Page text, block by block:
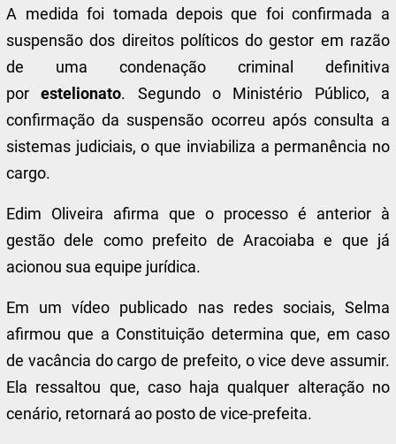
A medida foi tomada depois que foi confirmada a
suspensão dos direitos políticos do gestor em razão
de uma condenação criminal definitiva
porestelionato. Segundo o Ministério Público, a
confirmação da suspensão ocorreu após consulta a
sistemas judiciais, o que inviabiliza a permanência no
cargo.
Edim Oliveira afirma que o processo é anterior à
gestão dele como prefeito de Aracoiaba e que já
acionou sua equipe jurídica.
Em um vídeo publicado nas redes sociais, Selma
afirmou que a Constituição determina que, em caso
de vacância do cargo de prefeito, o vice deve assumir.
Ela ressaltou que, caso haja qualquer alteração no
cenário, retornará ao posto de vice-prefeita.